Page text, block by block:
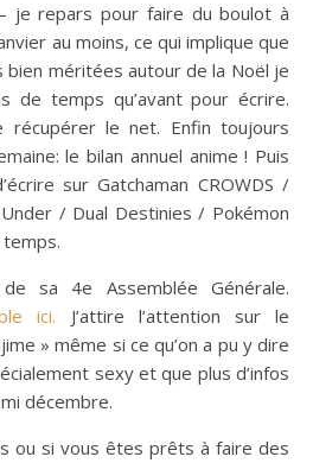
je repars pour faire du boulot à
au moins, ce qui implique que
bien méritées autour de la Noël je
de temps qu’avant pour écrire.
récupérer le net. Enfin toujours
le bilan annuel anime ! Puis
sur Gatchaman CROWDS /
/ Dual Destinies / Pokémon
sa 4e Assemblée Générale.
ici. J’attire l’attention sur le
» même si ce qu’on a pu y dire
sexy et que plus d’infos
décembre.
ou si vous êtes prêts à faire des